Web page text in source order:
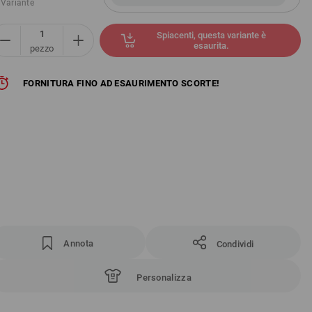
pezzo
Spiacenti, questa variante è
esaurita.
FORNITURA FINO AD ESAURIMENTO SCORTE!
Annota Condividi
Personalizza